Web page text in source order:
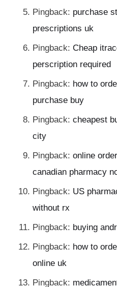
Pingback: purchase
prescriptions uk
Pingback: Cheap
perscription required
Pingback: how to
purchase buy
Pingback: cheapest
city
Pingback: online
canadian pharmacy
Pingback: US
without rx
Pingback: buying
Pingback: how to
online uk
Pingback: